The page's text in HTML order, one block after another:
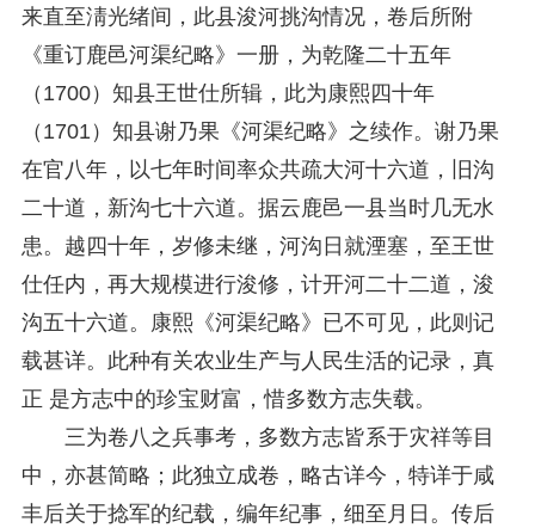
来直至淸光绪间，此县浚河挑沟情况，卷后所附
《重订鹿邑河渠纪略》一册，为乾隆二十五年
（1700）知县王世仕所辑，此为康熙四十年
（1701）知县谢乃果《河渠纪略》之续作。谢乃果
在官八年，以七年时间率众共疏大河十六道，旧沟
二十道，新沟七十六道。据云鹿邑一县当时几无水
患。越四十年，岁修未继，河沟日就湮塞，至王世
仕任内，再大规模进行浚修，计开河二十二道，浚
沟五十六道。康熙《河渠纪略》已不可见，此则记
载甚详。此种有关农业生产与人民生活的记录，真
正 是方志中的珍宝财富，惜多数方志失载。
三为卷八之兵事考，多数方志皆系于灾祥等目
中，亦甚简略；此独立成卷，略古详今，特详于咸
丰后关于捻军的纪载，编年纪事，细至月日。传后